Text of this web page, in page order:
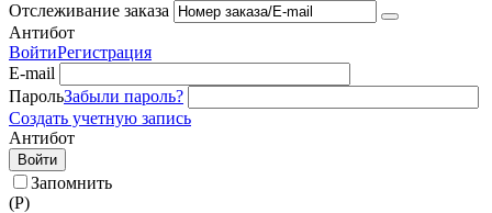
Отслеживание заказа
Антибот
ВойтиРегистрация
E-mail
ПарольЗабыли пароль?
Создать учетную запись
Антибот
Войти
Запомнить
(Р)